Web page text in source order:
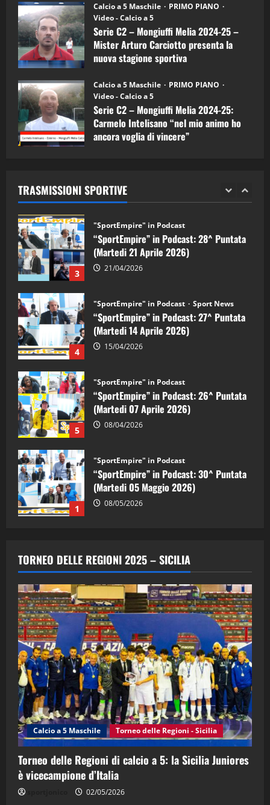
Calcio a 5 Maschile
PRIMO PIANO
Video - Calcio a 5
Serie C2 – Mongiuffi Melia 2024-25 –
Mister Arturo Carciotto presenta la
nuova stagione sportiva
Calcio a 5 Maschile
PRIMO PIANO
Video - Calcio a 5
Serie C2 – Mongiuffi Melia 2024-25:
Carmelo Intelisano “nel mio animo ho
ancora voglia di vincere”
TRASMISSIONI SPORTIVE
5
(Martedi 07 Aprile 2026)
08/04/2026
1
"SportEmpire" in Podcast
(Martedi 05 Maggio 2026)
08/05/2026
2
"SportEmpire" in Podcast
28/04/2026
3
"SportEmpire" in Podcast
“SportEmpire” in Podcast: 28^ Puntata
(Martedi 21 Aprile 2026)
21/04/2026
4
"SportEmpire" in Podcast Sport News
“SportEmpire” in Podcast: 27^ Puntata
(Martedi 14 Aprile 2026)
15/04/2026
5
"SportEmpire" in Podcast
“SportEmpire” in Podcast: 26^ Puntata
(Martedi 07 Aprile 2026)
08/04/2026
1
"SportEmpire" in Podcast
“SportEmpire” in Podcast: 30^ Puntata
(Martedi 05 Maggio 2026)
08/05/2026
2
(Martedi 28 Aprile 2026)
3
"SportEmpire" in Podcast
“SportEmpire” in Podcast: 28^ Puntata
(Martedi 21 Aprile 2026)
21/04/2026
4
"SportEmpire" in Podcast Sport News
“SportEmpire” in Podcast: 27^ Puntata
(Martedi 14 Aprile 2026)
15/04/2026
"SportEmpire" in Podcast
“SportEmpire” in Podcast: 26^ Puntata
(Martedi 07 Aprile 2026)
TORNEO DELLE REGIONI 2025 – SICILIA
Calcio a 5 Maschile Torneo delle Regioni - Sicilia
Torneo delle Regioni di calcio a 5: la Sicilia Juniores
è vicecampione d’Italia
02/05/2026